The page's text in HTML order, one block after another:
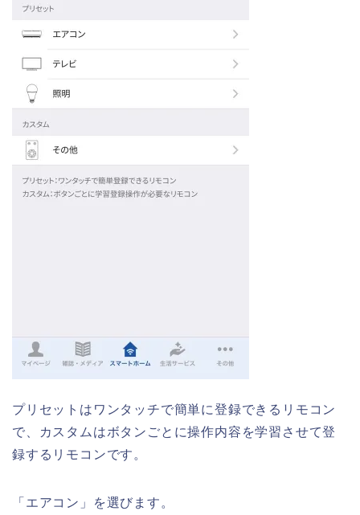
プリセットはワンタッチで簡単に登録できるリモコン
で、カスタムはボタンごとに操作内容を学習させて登
録するリモコンです。
「エアコン」を選びます。